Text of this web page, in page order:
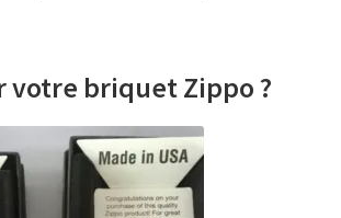
votre briquet Zippo ?